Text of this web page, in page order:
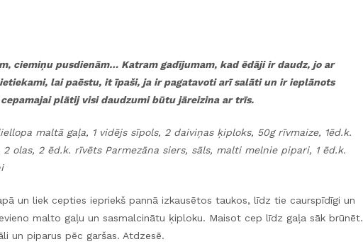
ciemiņu pusdienām… Katram gadījumam, kad ēdāji ir daudz, jo ar
lai paēstu, it īpaši, ja ir pagatavoti arī salāti un ir ieplānots
plātij visi daudzumi būtu jāreizina ar trīs.
maltā gaļa, 1 vidējs sīpols, 2 daiviņas ķiploks, 50g rīvmaize, 1ēd.k.
olas, 2 ēd.k. rīvēts Parmezāna siers, sāls, malti melnie pipari, 1 ēd.k.
un liek cepties iepriekš pannā izkausētos taukos, līdz tie caurspīdīgi un
malto gaļu un sasmalcinātu ķiploku. Maisot cep līdz gaļa sāk brūnēt.
un piparus pēc garšas. Atdzesē.